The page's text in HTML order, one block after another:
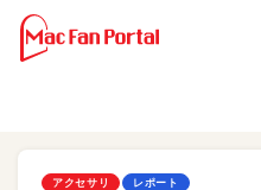
アクセサリ レポート